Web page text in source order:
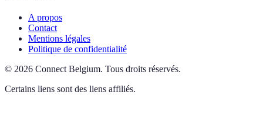
A propos
Contact
Mentions légales
Politique de confidentialité
© 2026 Connect Belgium. Tous droits réservés.
Certains liens sont des liens affiliés.